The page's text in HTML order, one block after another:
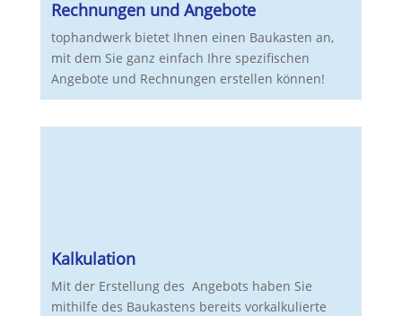
Rechnungen und Angebote
tophandwerk bietet Ihnen einen Baukasten an,
mit dem Sie ganz einfach Ihre spezifischen
Angebote und Rechnungen erstellen können!
Kalkulation
Mit der Erstellung des Angebots haben Sie
mithilfe des Baukastens bereits vorkalkulierte